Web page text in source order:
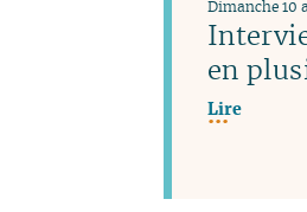
en
Dimanche 10
Lire